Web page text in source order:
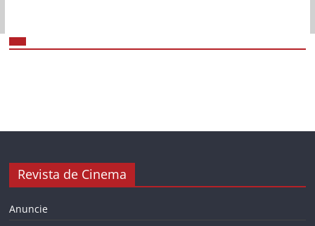
Revista de Cinema
Anuncie